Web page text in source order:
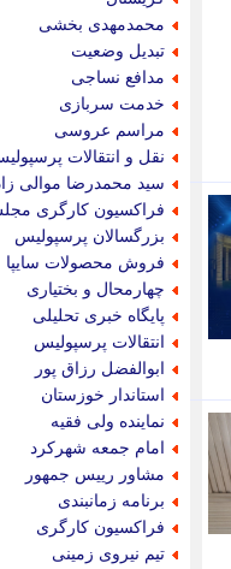
محمدمهدی بخشی
تبدیل وضعیت
مدافع نساجی
خدمت سربازی
مراسم عروسی
نقل و انتقالات
سید محمدرضا موالی
فراکسیون کارگری
بزرگسالان پرسپولیس
فروش محصولات سایپا
چهارمحال و بختیاری
پایگاه خبری تحلیلی
انتقالات پرسپولیس
ابوالفضل رزاق پور
استاندار خوزستان
نماینده ولی فقیه
امام جمعه شهرکرد
مشاور رییس جمهور
برنامه زمانبندی
فراکسیون کارگری
تیم نیروی زمینی